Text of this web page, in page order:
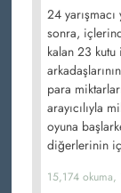
24
sonra,
kalan 23 kutu
para
arayıcılıyla
oyuna
diğerlerinin
15,174